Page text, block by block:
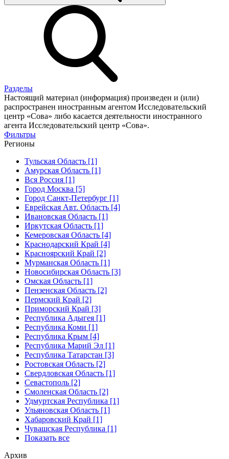
Разделы
Настоящий материал (информация) произведен и (или)
распространен иностранным агентом Исследовательский
центр «Сова» либо касается деятельности иностранного
агента Исследовательский центр «Сова».
Фильтры
Регионы
Тульская Область [1]
Амурская Область [1]
Вся Россия [1]
Город Москва [5]
Город Санкт-Петербург [1]
Еврейская Авт. Область [4]
Ивановская Область [1]
Иркутская Область [1]
Кемеровская Область [4]
Краснодарский Край [4]
Красноярский Край [2]
Мурманская Область [1]
Новосибирская Область [3]
Омская Область [1]
Пензенская Область [2]
Пермский Край [2]
Приморский Край [3]
Республика Адыгея [1]
Республика Коми [1]
Республика Крым [4]
Республика Марий Эл [1]
Республика Татарстан [3]
Ростовская Область [2]
Свердловская Область [1]
Севастополь [2]
Смоленская Область [2]
Удмуртская Республика [1]
Ульяновская Область [1]
Хабаровский Край [1]
Чувашская Республика [1]
Показать все
Архив